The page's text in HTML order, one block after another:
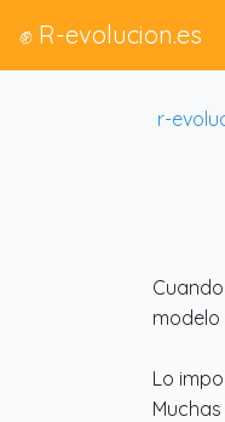
✊ R-evolucion.es
r-
modelo
Lo